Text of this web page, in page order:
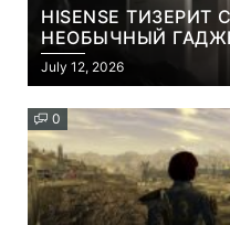
HISENSE
НЕОБЫЧНЫЙ
СЪЕМНОЙ LCD-
КОНТЕНТА И
July 12, 2026
0